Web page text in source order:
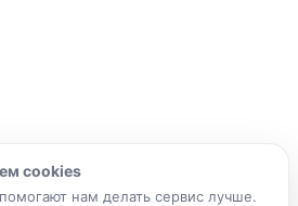
cookies
нам делать сервис лучше.